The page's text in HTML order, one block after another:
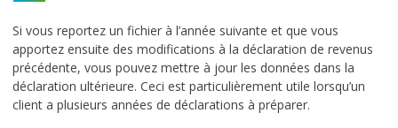
Si vous reportez un fichier à l’année suivante et que vous
apportez ensuite des modifications à la déclaration de revenus
précédente, vous pouvez mettre à jour les données dans la
déclaration ultérieure. Ceci est particulièrement utile lorsqu’un
client a plusieurs années de déclarations à préparer.